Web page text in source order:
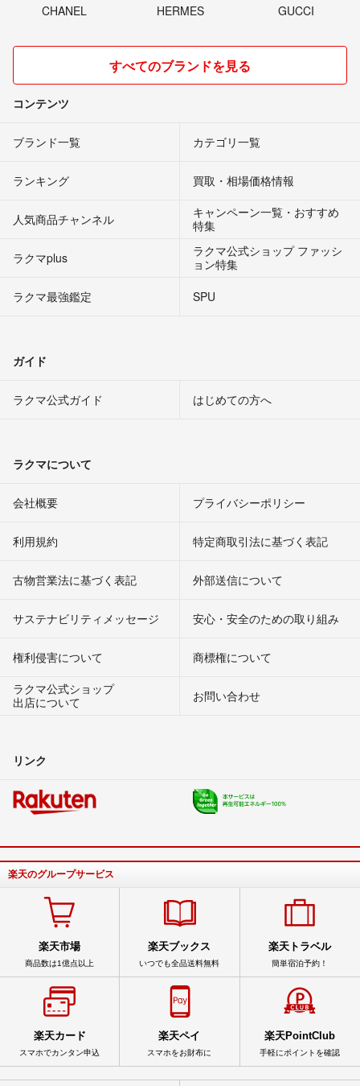
CHANEL HERMES GUCCI
すべてのブランドを見る
コンテンツ
ブランド一覧 カテゴリ一覧
ランキング 買取・相場価格情報
人気商品チャンネル
キャンペーン一覧・おすすめ
特集
ラクマplus
ラクマ公式ショップ ファッシ
ョン特集
ラクマ最強鑑定
SPU
ガイド
ラクマ公式ガイド はじめての方へ
ラクマについて
会社概要 プライバシーポリシー
利用規約 特定商取引法に基づく表記
古物営業法に基づく表記 外部送信について
サステナビリティメッセージ 安心・安全のための取り組み
権利侵害について
商標権について
ラクマ公式ショップ
出店について
お問い合わせ
リンク
楽天のグループサービス
楽天市場
商品数は1億点以上
楽天ブックス
いつでも全品送料無料
楽天トラベル
簡単宿泊予約！
楽天カード
スマホでカンタン申込
楽天ペイ
スマホをお財布に
楽天PointClub
手軽にポイントを確認